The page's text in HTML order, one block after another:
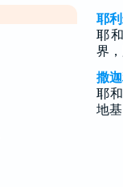
耶
耶
界
撒
耶
地